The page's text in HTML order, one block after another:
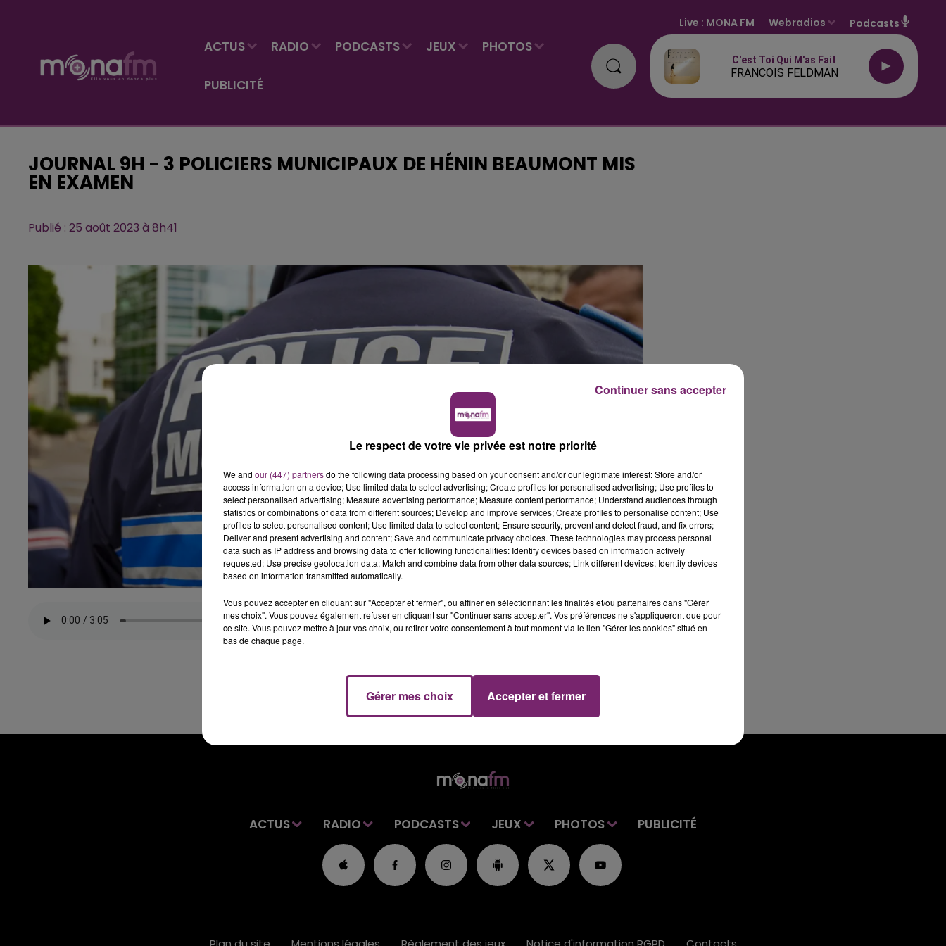
ACTUS RADIO PODCASTS JEUX PHOTOS
PUBLICITÉ
Live : MONA FM Webradios Podcasts
C'est Toi Qui M'as Fait
FRANCOIS FELDMAN
JOURNAL 9H - 3 POLICIERS MUNICIPAUX DE HÉNIN BEAUMONT MIS
EN EXAMEN
Publié : 25 août 2023 à 8h41
ACTUS RADIO PODCASTS JEUX PHOTOS PUBLICITÉ
Le respect de votre vie privée est notre priorité
We and our (447) partnersdo the following data processing based on your consent and/or our legitimate interest: Store and/or
access information on a device; Use limited data to select advertising; Create profiles for personalised advertising; Use profiles to
select personalised advertising; Measure advertising performance; Measure content performance; Understand audiences through
statistics or combinations of data from different sources; Develop and improve services; Create profiles to personalise content; Use
profiles to select personalised content; Use limited data to select content; Ensure security, prevent and detect fraud, and fix errors;
Deliver and present advertising and content; Save and communicate privacy choices. These technologies may process personal
data such as IP address and browsing data to offer following functionalities: Identify devices based on information actively
requested; Use precise geolocation data; Match and combine data from other data sources; Link different devices; Identify devices
based on information transmitted automatically.
Vous pouvez accepter en cliquant sur "Accepter et fermer", ou affiner en sélectionnant les finalités et/ou partenaires dans "Gérer
mes choix". Vous pouvez également refuser en cliquant sur "Continuer sans accepter". Vos préférences ne s'appliqueront que pour
ce site. Vous pouvez mettre à jour vos choix, ou retirer votre consentement à tout moment via le lien "Gérer les cookies" situé en
bas de chaque page.
Gérer mes choix Accepter et fermer
Continuer sans accepter